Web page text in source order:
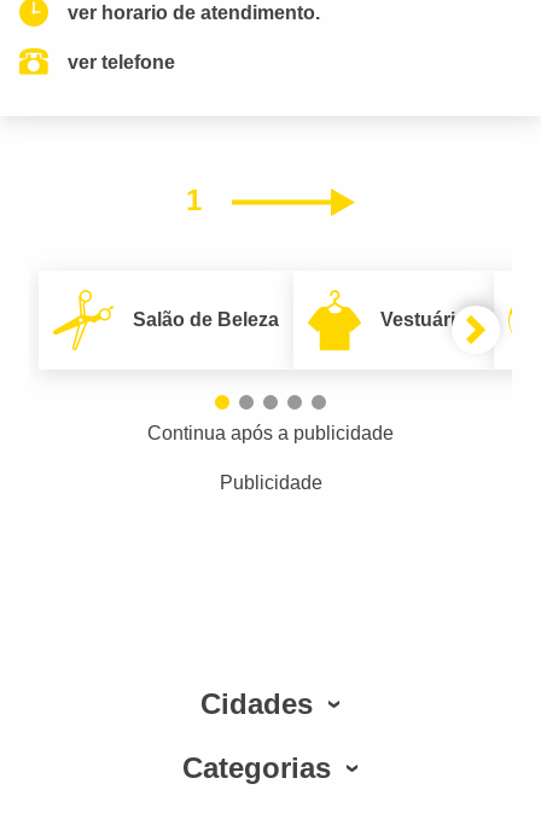
ver horario de atendimento.
ver telefone
1 Próximo
Salão de Beleza Vestuário
Continua após a publicidade
Publicidade
Cidades
Categorias